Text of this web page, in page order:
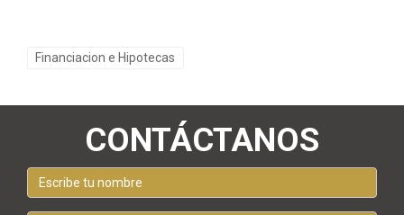
Financiacion e Hipotecas
CONTÁCTANOS